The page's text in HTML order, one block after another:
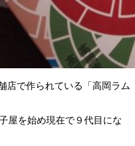
店で作られている「高岡ラム
屋を始め現在で９代目にな